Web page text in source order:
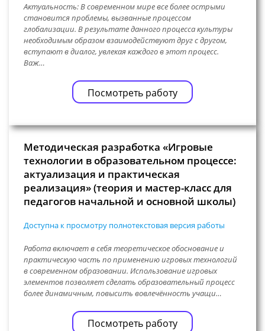
Актуальность: В современном мире все более острыми
становится проблемы, вызванные процессом
глобализации. В результате данного процесса культуры
необходимым образом взаимодействуют друг с другом,
вступают в диалог, увлекая каждого в этот процесс.
Важ…
Посмотреть работу
Методическая разработка «Игровые
технологии в образовательном процессе:
актуализация и практическая
реализация» (теория и мастер-класс для
педагогов начальной и основной школы)
Доступна к просмотру полнотекстовая версия работы
Работа включает в себя теоретическое обоснование и
практическую часть по применению игровых технологий
в современном образовании. Использование игровых
элементов позволяет сделать образовательный процесс
более динамичным, повысить вовлечённость учащи…
Посмотреть работу